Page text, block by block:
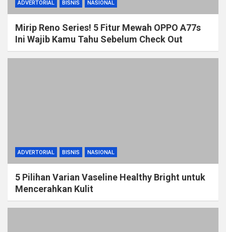
ADVERTORIAL BISNIS NASIONAL
Mirip Reno Series! 5 Fitur Mewah OPPO A77s
Ini Wajib Kamu Tahu Sebelum Check Out
ADVERTORIAL BISNIS NASIONAL
5 Pilihan Varian Vaseline Healthy Bright untuk
Mencerahkan Kulit